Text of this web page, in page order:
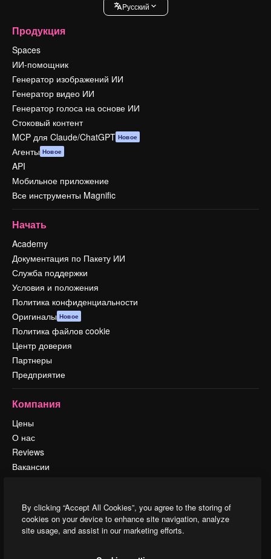
Pусский
Продукция
Spaces
ИИ-помощник
Генератор изображений ИИ
Генератор видео ИИ
Генератор голоса на основе ИИ
Стоковый контент
MCP для Claude/ChatGPT Новое
Агенты Новое
API
Мобильное приложение
Все инструменты Magnific
Начать
Academy
Документация по Пакету ИИ
Служба поддержки
Условия и положения
Политика конфиденциальности
Оригиналы Новое
Политика файлов cookie
Центр доверия
Партнеры
Предприятие
Компания
Цены
О нас
Reviews
Вакансии
События
Slidesgo
Продайте свой контент
By clicking “Accept All Cookies”, you agree to the storing of
cookies on your device to enhance site navigation, analyze
site usage, and assist in our marketing efforts.